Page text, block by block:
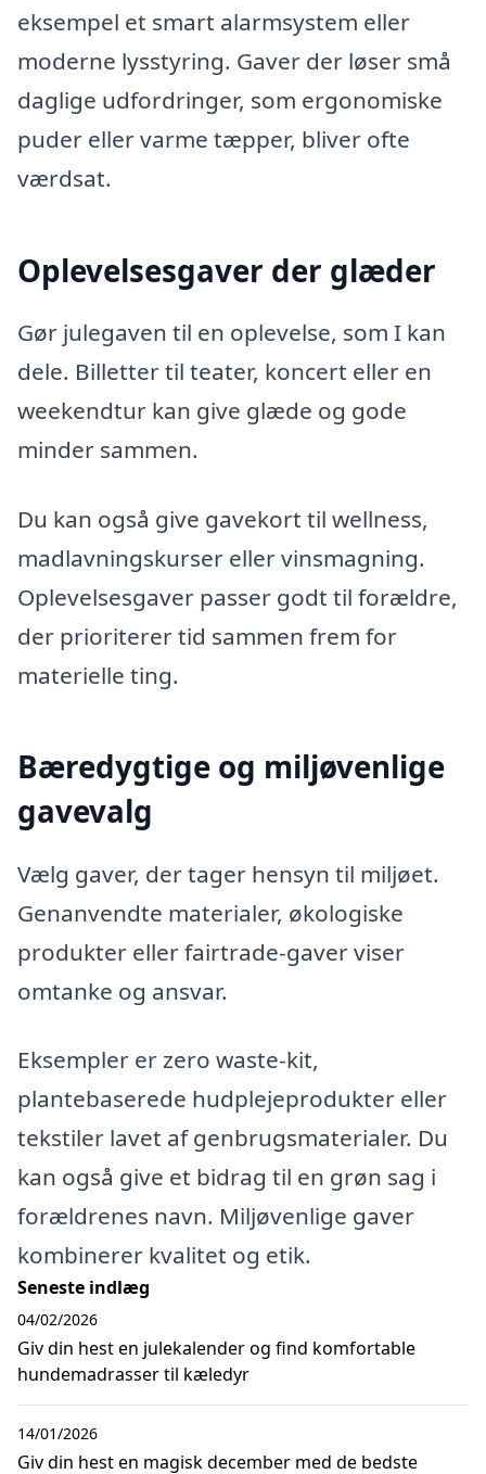
eksempel et smart alarmsystem eller
moderne lysstyring. Gaver der løser små
daglige udfordringer, som ergonomiske
puder eller varme tæpper, bliver ofte
værdsat.
Oplevelsesgaver der glæder
Gør julegaven til en oplevelse, som I kan
dele. Billetter til teater, koncert eller en
weekendtur kan give glæde og gode
minder sammen.
Du kan også give gavekort til wellness,
madlavningskurser eller vinsmagning.
Oplevelsesgaver passer godt til forældre,
der prioriterer tid sammen frem for
materielle ting.
Bæredygtige og miljøvenlige
gavevalg
Vælg gaver, der tager hensyn til miljøet.
Genanvendte materialer, økologiske
produkter eller fairtrade-gaver viser
omtanke og ansvar.
Eksempler er zero waste-kit,
plantebaserede hudplejeprodukter eller
tekstiler lavet af genbrugsmaterialer. Du
kan også give et bidrag til en grøn sag i
forældrenes navn. Miljøvenlige gaver
kombinerer kvalitet og etik.
Seneste indlæg
Giv din hest en julekalender og find komfortable
hundemadrasser til kæledyr
04/02/2026
Giv din hest en magisk december med de bedste
14/01/2026